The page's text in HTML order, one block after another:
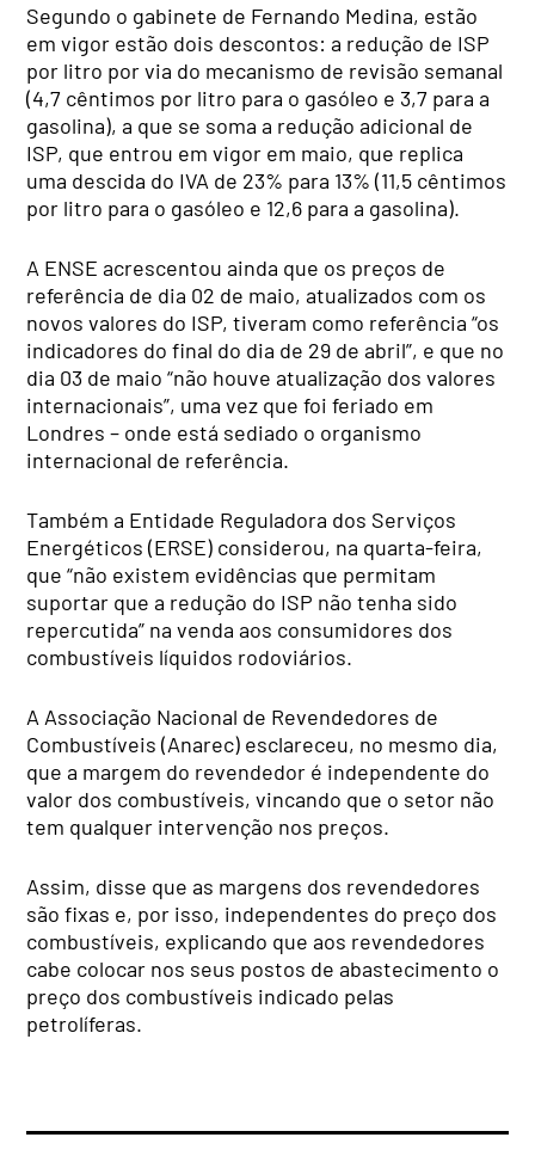
Segundo o gabinete de Fernando Medina, estão
em vigor estão dois descontos: a redução de ISP
por litro por via do mecanismo de revisão semanal
(4,7 cêntimos por litro para o gasóleo e 3,7 para a
gasolina), a que se soma a redução adicional de
ISP, que entrou em vigor em maio, que replica
uma descida do IVA de 23% para 13% (11,5 cêntimos
por litro para o gasóleo e 12,6 para a gasolina).
A ENSE acrescentou ainda que os preços de
referência de dia 02 de maio, atualizados com os
novos valores do ISP, tiveram como referência “os
indicadores do final do dia de 29 de abril”, e que no
dia 03 de maio “não houve atualização dos valores
internacionais”, uma vez que foi feriado em
Londres – onde está sediado o organismo
internacional de referência.
Também a Entidade Reguladora dos Serviços
Energéticos (ERSE) considerou, na quarta-feira,
que “não existem evidências que permitam
suportar que a redução do ISP não tenha sido
repercutida” na venda aos consumidores dos
combustíveis líquidos rodoviários.
A Associação Nacional de Revendedores de
Combustíveis (Anarec) esclareceu, no mesmo dia,
que a margem do revendedor é independente do
valor dos combustíveis, vincando que o setor não
tem qualquer intervenção nos preços.
Assim, disse que as margens dos revendedores
são fixas e, por isso, independentes do preço dos
combustíveis, explicando que aos revendedores
cabe colocar nos seus postos de abastecimento o
preço dos combustíveis indicado pelas
petrolíferas.